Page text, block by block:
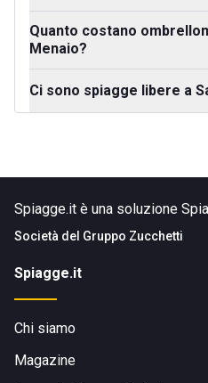
Quanto costano
Menaio?
Ci sono spiagge libere a
Spiagge.it è una soluzione
Società del Gruppo Zucchetti
Spiagge.it
Chi siamo
Magazine